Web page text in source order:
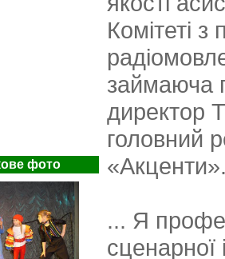
фото
Комітеті з
займаюча
директор
головний
... Я
сценарної